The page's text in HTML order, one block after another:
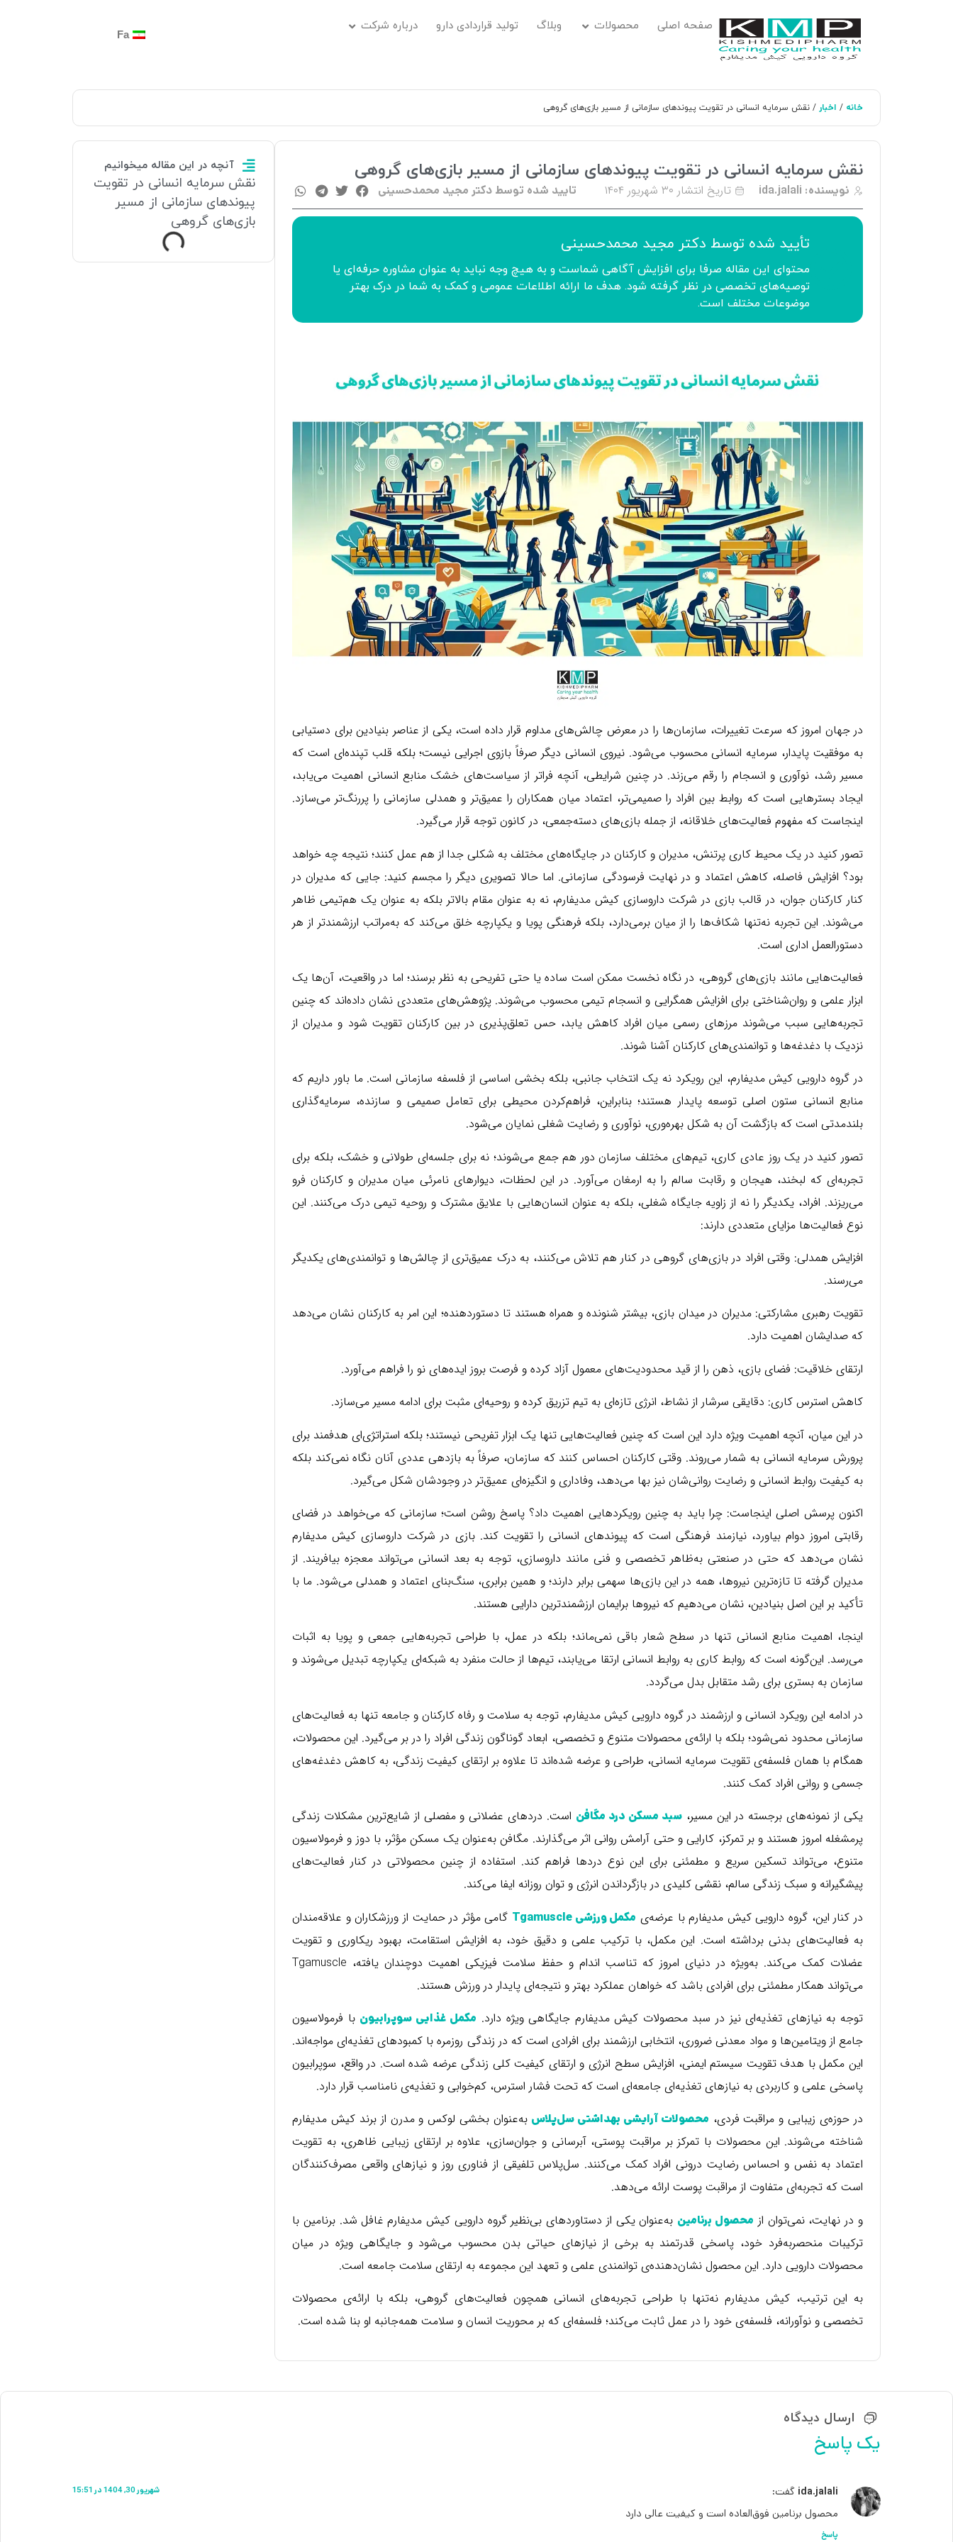
صفحه اصلی محصولات وبلاگ تولید قراردادی دارو درباره شرکت
Fa
خانه / اخبار / نقش سرمایه انسانی در تقویت پیوندهای سازمانی از مسیر بازی‌های گروهی
نقش سرمایه انسانی در تقویت پیوندهای سازمانی از مسیر بازی‌های گروهی
نویسنده: ida.jalali تاریخ انتشار ۳۰ شهریور ۱۴۰۴ تایید شده توسط دکتر مجید محمدحسینی
تأیید‌‌‌‌‌‌‌ شده توسط دکتر مجید محمدحسینی
محتوای این مقاله صرفا برای افزایش آگاهی شماست و به هیچ وجه نباید به عنوان مشاوره حرفه‌ای یا
توصیه‌های تخصصی در نظر گرفته شود. هدف ما ارائه اطلاعات عمومی و کمک به شما در درک بهتر
موضوعات مختلف است.
در جهان امروز که سرعت تغییرات، سازمان‌ها را در معرض چالش‌های مداوم قرار داده است، یکی از عناصر بنیادین برای دستیابی
به موفقیت پایدار، سرمایه انسانی محسوب می‌شود. نیروی انسانی دیگر صرفاً بازوی اجرایی نیست؛ بلکه قلب تپنده‌ای است که
مسیر رشد، نوآوری و انسجام را رقم می‌زند. در چنین شرایطی، آنچه فراتر از سیاست‌های خشک منابع انسانی اهمیت می‌یابد،
ایجاد بسترهایی است که روابط بین افراد را صمیمی‌تر، اعتماد میان همکاران را عمیق‌تر و همدلی سازمانی را پررنگ‌تر می‌سازد.
اینجاست که مفهوم فعالیت‌های خلاقانه، از جمله بازی‌های دسته‌جمعی، در کانون توجه قرار می‌گیرد.
تصور کنید در یک محیط کاری پرتنش، مدیران و کارکنان در جایگاه‌های مختلف به شکلی جدا از هم عمل کنند؛ نتیجه چه خواهد
بود؟ افزایش فاصله، کاهش اعتماد و در نهایت فرسودگی سازمانی. اما حالا تصویری دیگر را مجسم کنید: جایی که مدیران در
کنار کارکنان جوان، در قالب بازی در شرکت داروسازی کیش مدیفارم، نه به عنوان مقام بالاتر بلکه به عنوان یک هم‌تیمی ظاهر
می‌شوند. این تجربه نه‌تنها شکاف‌ها را از میان برمی‌دارد، بلکه فرهنگی پویا و یکپارچه خلق می‌کند که به‌مراتب ارزشمندتر از هر
دستورالعمل اداری است.
فعالیت‌هایی مانند بازی‌های گروهی، در نگاه نخست ممکن است ساده یا حتی تفریحی به نظر برسند؛ اما در واقعیت، آن‌ها یک
ابزار علمی و روان‌شناختی برای افزایش همگرایی و انسجام تیمی محسوب می‌شوند. پژوهش‌های متعددی نشان داده‌اند که چنین
تجربه‌هایی سبب می‌شوند مرزهای رسمی میان افراد کاهش یابد، حس تعلق‌پذیری در بین کارکنان تقویت شود و مدیران از
نزدیک با دغدغه‌ها و توانمندی‌های کارکنان آشنا شوند.
در گروه دارویی کیش مدیفارم، این رویکرد نه یک انتخاب جانبی، بلکه بخشی اساسی از فلسفه سازمانی است. ما باور داریم که
منابع انسانی ستون اصلی توسعه پایدار هستند؛ بنابراین، فراهم‌کردن محیطی برای تعامل صمیمی و سازنده، سرمایه‌گذاری
بلندمدتی است که بازگشت آن به شکل بهره‌وری، نوآوری و رضایت شغلی نمایان می‌شود.
تصور کنید در یک روز عادی کاری، تیم‌های مختلف سازمان دور هم جمع می‌شوند؛ نه برای جلسه‌ای طولانی و خشک، بلکه برای
تجربه‌ای که لبخند، هیجان و رقابت سالم را به ارمغان می‌آورد. در این لحظات، دیوارهای نامرئی میان مدیران و کارکنان فرو
می‌ریزند. افراد، یکدیگر را نه از زاویه جایگاه شغلی، بلکه به عنوان انسان‌هایی با علایق مشترک و روحیه تیمی درک می‌کنند. این
نوع فعالیت‌ها مزایای متعددی دارند:
افزایش همدلی: وقتی افراد در بازی‌های گروهی در کنار هم تلاش می‌کنند، به درک عمیق‌تری از چالش‌ها و توانمندی‌های یکدیگر
می‌رسند.
تقویت رهبری مشارکتی: مدیران در میدان بازی، بیشتر شنونده و همراه هستند تا دستوردهنده؛ این امر به کارکنان نشان می‌دهد
که صدایشان اهمیت دارد.
ارتقای خلاقیت: فضای بازی، ذهن را از قید محدودیت‌های معمول آزاد کرده و فرصت بروز ایده‌های نو را فراهم می‌آورد.
کاهش استرس کاری: دقایقی سرشار از نشاط، انرژی تازه‌ای به تیم تزریق کرده و روحیه‌ای مثبت برای ادامه مسیر می‌سازد.
در این میان، آنچه اهمیت ویژه دارد این است که چنین فعالیت‌هایی تنها یک ابزار تفریحی نیستند؛ بلکه استراتژی‌ای هدفمند برای
پرورش سرمایه انسانی به شمار می‌روند. وقتی کارکنان احساس کنند که سازمان، صرفاً به بازدهی عددی آنان نگاه نمی‌کند بلکه
به کیفیت روابط انسانی و رضایت روانی‌شان نیز بها می‌دهد، وفاداری و انگیزه‌ای عمیق‌تر در وجودشان شکل می‌گیرد.
اکنون پرسش اصلی اینجاست: چرا باید به چنین رویکردهایی اهمیت داد؟ پاسخ روشن است؛ سازمانی که می‌خواهد در فضای
رقابتی امروز دوام بیاورد، نیازمند فرهنگی است که پیوندهای انسانی را تقویت کند. بازی در شرکت داروسازی کیش مدیفارم
نشان می‌دهد که حتی در صنعتی به‌ظاهر تخصصی و فنی مانند داروسازی، توجه به بعد انسانی می‌تواند معجزه بیافریند. از
مدیران گرفته تا تازه‌ترین نیروها، همه در این بازی‌ها سهمی برابر دارند؛ و همین برابری، سنگ‌بنای اعتماد و همدلی می‌شود. ما با
تأکید بر این اصل بنیادین، نشان می‌دهیم که نیروها برایمان ارزشمندترین دارایی هستند.
اینجا، اهمیت منابع انسانی تنها در سطح شعار باقی نمی‌ماند؛ بلکه در عمل، با طراحی تجربه‌هایی جمعی و پویا به اثبات
می‌رسد. این‌گونه است که روابط کاری به روابط انسانی ارتقا می‌یابند، تیم‌ها از حالت منفرد به شبکه‌ای یکپارچه تبدیل می‌شوند و
سازمان به بستری برای رشد متقابل بدل می‌گردد.
در ادامه این رویکرد انسانی و ارزشمند در گروه دارویی کیش مدیفارم، توجه به سلامت و رفاه کارکنان و جامعه تنها به فعالیت‌های
سازمانی محدود نمی‌شود؛ بلکه با ارائه‌ی محصولات متنوع و تخصصی، ابعاد گوناگون زندگی افراد را در بر می‌گیرد. این محصولات،
همگام با همان فلسفه‌ی تقویت سرمایه انسانی، طراحی و عرضه شده‌اند تا علاوه بر ارتقای کیفیت زندگی، به کاهش دغدغه‌های
جسمی و روانی افراد کمک کنند.
یکی از نمونه‌های برجسته در این مسیر،سبد مسکن درد مگافن است. دردهای عضلانی و مفصلی از شایع‌ترین مشکلات زندگی
پرمشغله امروز هستند و بر تمرکز، کارایی و حتی آرامش روانی اثر می‌گذارند. مگافن به‌عنوان یک مسکن مؤثر، با دوز و فرمولاسیون
متنوع، می‌تواند تسکین سریع و مطمئنی برای این نوع دردها فراهم کند. استفاده از چنین محصولاتی در کنار فعالیت‌های
پیشگیرانه و سبک زندگی سالم، نقشی کلیدی در بازگرداندن انرژی و توان روزانه ایفا می‌کند.
در کنار این، گروه دارویی کیش مدیفارم با عرضه‌ی مکمل ورزشی Tgamuscle
گامی مؤثر در حمایت از ورزشکاران و علاقه‌مندان
به فعالیت‌های بدنی برداشته است. این مکمل، با ترکیب علمی و دقیق خود، به افزایش استقامت، بهبود ریکاوری و تقویت
عضلات کمک می‌کند. به‌ویژه در دنیای امروز که تناسب اندام و حفظ سلامت فیزیکی اهمیت دوچندان یافته، Tgamuscle
می‌تواند همکار مطمئنی برای افرادی باشد که خواهان عملکرد بهتر و نتیجه‌ای پایدار در ورزش هستند.
توجه به نیازهای تغذیه‌ای نیز در سبد محصولات کیش مدیفارم جایگاهی ویژه دارد. مکمل غذایی سوپرابیون با فرمولاسیون
جامع از ویتامین‌ها و مواد معدنی ضروری، انتخابی ارزشمند برای افرادی است که در زندگی روزمره با کمبودهای تغذیه‌ای مواجه‌اند.
این مکمل با هدف تقویت سیستم ایمنی، افزایش سطح انرژی و ارتقای کیفیت کلی زندگی عرضه شده است. در واقع، سوپرابیون
پاسخی علمی و کاربردی به نیازهای تغذیه‌ای جامعه‌ای است که تحت فشار استرس، کم‌خوابی و تغذیه‌ی نامناسب قرار دارد.
در حوزه‌ی زیبایی و مراقبت فردی، محصولات آرایشی بهداشتی سل‌پلاس به‌عنوان بخشی لوکس و مدرن از برند کیش مدیفارم
شناخته می‌شوند. این محصولات با تمرکز بر مراقبت پوستی، آبرسانی و جوان‌سازی، علاوه بر ارتقای زیبایی ظاهری، به تقویت
اعتماد به نفس و احساس رضایت درونی افراد کمک می‌کنند. سل‌پلاس تلفیقی از فناوری روز و نیازهای واقعی مصرف‌کنندگان
است که تجربه‌ای متفاوت از مراقبت پوست ارائه می‌دهد.
و در نهایت، نمی‌توان از محصول برنامین به‌عنوان یکی از دستاوردهای بی‌نظیر گروه دارویی کیش مدیفارم غافل شد. برنامین با
ترکیبات منحصربه‌فرد خود، پاسخی قدرتمند به برخی از نیازهای حیاتی بدن محسوب می‌شود و جایگاهی ویژه در میان
محصولات دارویی دارد. این محصول نشان‌دهنده‌ی توانمندی علمی و تعهد این مجموعه به ارتقای سلامت جامعه است.
به این ترتیب، کیش مدیفارم نه‌تنها با طراحی تجربه‌های انسانی همچون فعالیت‌های گروهی، بلکه با ارائه‌ی محصولات
تخصصی و نوآورانه، فلسفه‌ی خود را در عمل ثابت می‌کند؛ فلسفه‌ای که بر محوریت انسان و سلامت همه‌جانبه او بنا شده است.
آنچه در این مقاله میخوانیم
نقش سرمایه انسانی در تقویت
پیوندهای سازمانی از مسیر
بازی‌های گروهی
ارسال دیدگاه
یک پاسخ
ida.jalali گفت: شهریور 30, 1404 در 15:51
محصول برنامین فوق‌العاده است و کیفیت عالی دارد
پاسخ